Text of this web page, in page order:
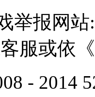
举报网站
服或依
- 2014